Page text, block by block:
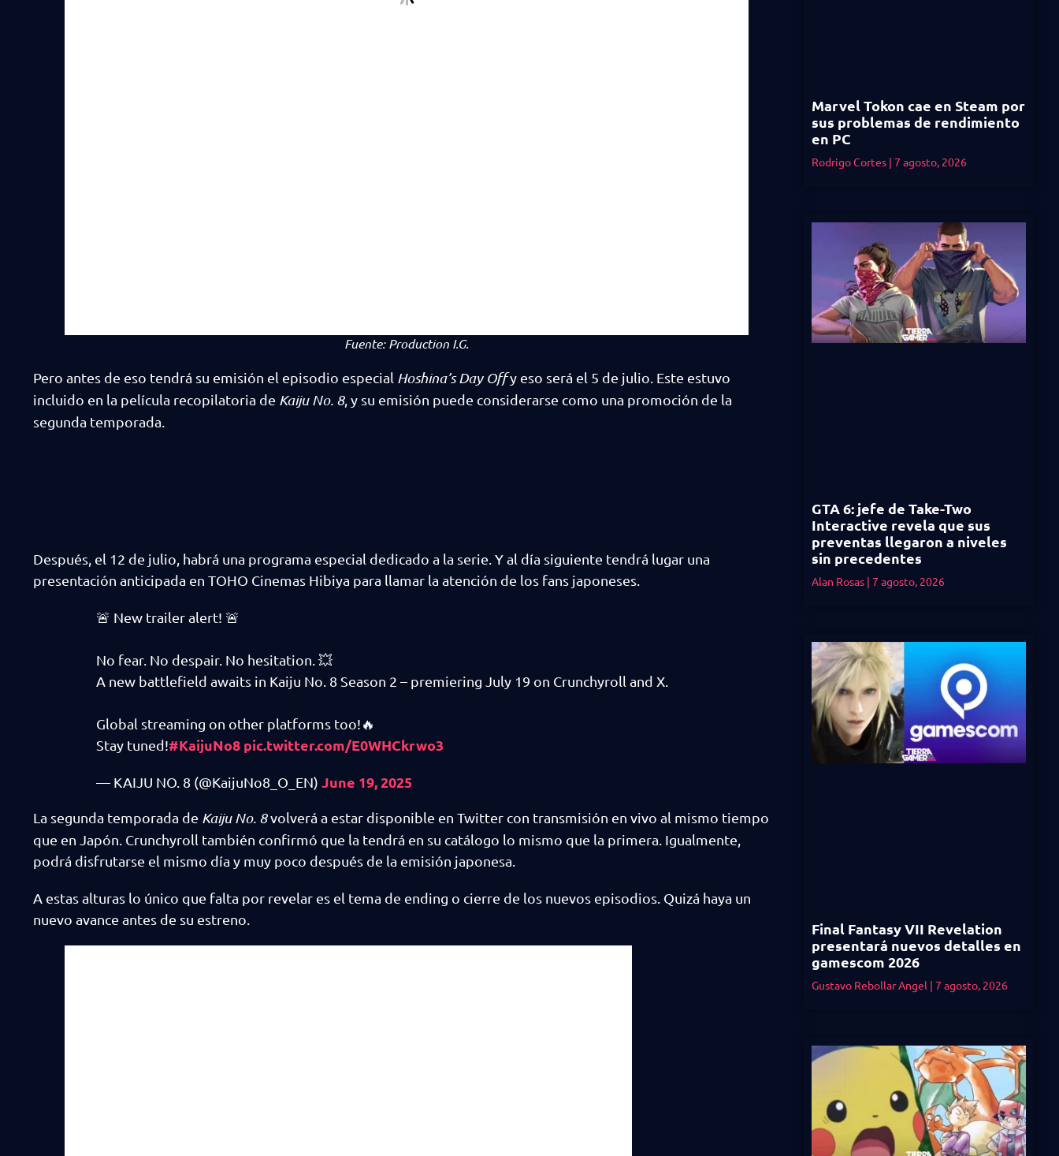
Fuente:Production I.G.
Pero antes de eso tendrá su emisión el episodio especial Hoshina’s Day Offy eso será el 5 de julio. Este estuvo
incluido en la película recopilatoria de Kaiju No. 8, y su emisión puede considerarse como una promoción de la
segunda temporada.
Después, el 12 de julio, habrá una programa especial dedicado a la serie. Y al día siguiente tendrá lugar una
presentación anticipada en TOHO Cinemas Hibiya para llamar la atención de los fans japoneses.
🚨 New trailer alert! 🚨
No fear. No despair. No hesitation. 💥
A new battlefield awaits in Kaiju No. 8 Season 2 – premiering July 19 on Crunchyroll and X.
Global streaming on other platforms too!🔥
Stay tuned!#KaijuNo8 pic.twitter.com/E0WHCkrwo3
— KAIJU NO. 8 (@KaijuNo8_O_EN) June 19, 2025
La segunda temporada de Kaiju No. 8volverá a estar disponible en Twitter con transmisión en vivo al mismo tiempo
que en Japón. Crunchyroll también confirmó que la tendrá en su catálogo lo mismo que la primera. Igualmente,
podrá disfrutarse el mismo día y muy poco después de la emisión japonesa.
A estas alturas lo único que falta por revelar es el tema de ending o cierre de los nuevos episodios. Quizá haya un
nuevo avance antes de su estreno.
Marvel Tokon cae en Steam por
sus problemas de rendimiento
en PC
Rodrigo Cortes 7 agosto, 2026
GTA 6: jefe de Take-Two
Interactive revela que sus
preventas llegaron a niveles
sin precedentes
Alan Rosas 7 agosto, 2026
Final Fantasy VII Revelation
presentará nuevos detalles en
gamescom 2026
Gustavo Rebollar Angel 7 agosto, 2026